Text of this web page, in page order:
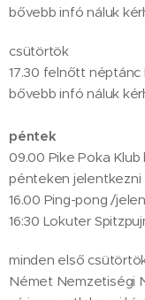
bővebb infó náluk
csütörtök
17.30 felnőtt néptánc
bővebb infó náluk
péntek
09.00 Pike Poka
pénteken jelentkezni
16.00 Ping-pong /
16:30 Lokuter
minden első
Német Nemzetiségi